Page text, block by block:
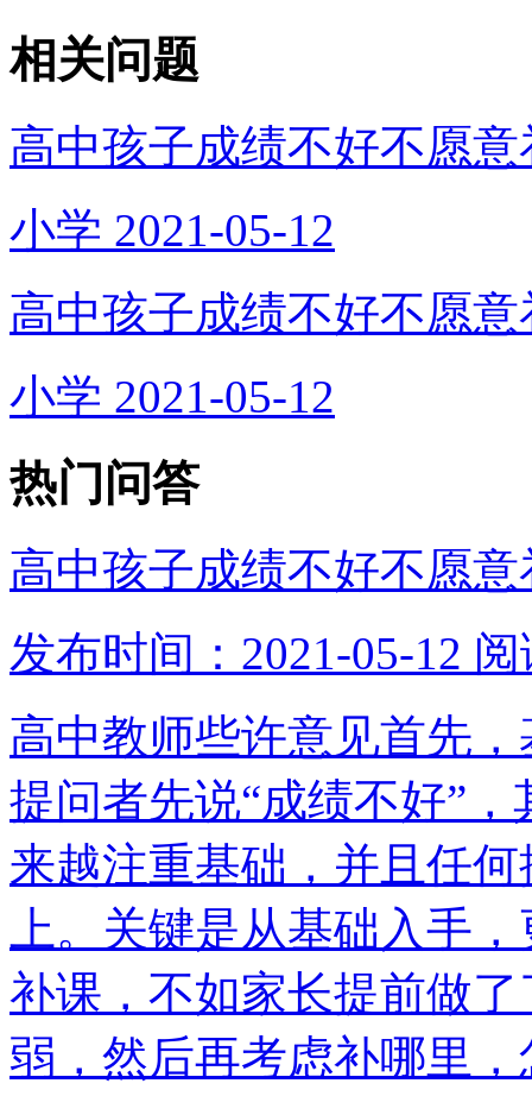
相关问题
高中孩子成绩不好不愿
小学 2021-05-12
高中孩子成绩不好不愿
小学 2021-05-12
热门问答
高中孩子成绩不好不愿
发布时间：2021-05-12 阅
高中教师些许意见首先
提问者先说“成绩不好”
来越注重基础，并且任
上。关键是从基础入手
补课，不如家长提前做
弱，然后再考虑补哪里